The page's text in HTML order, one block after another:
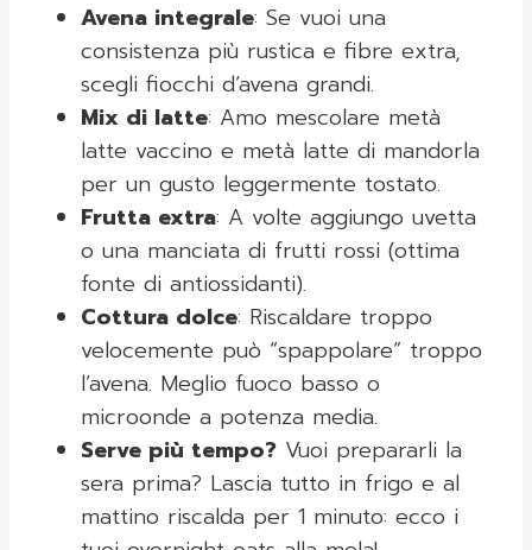
Avena integrale: Se vuoi una
consistenza più rustica e fibre extra,
scegli fiocchi d’avena grandi.
Mix di latte: Amo mescolare metà
latte vaccino e metà latte di mandorla
per un gusto leggermente tostato.
Frutta extra: A volte aggiungo uvetta
o una manciata di frutti rossi (ottima
fonte di antiossidanti).
Cottura dolce: Riscaldare troppo
velocemente può “spappolare” troppo
l’avena. Meglio fuoco basso o
microonde a potenza media.
Serve più tempo? Vuoi prepararli la
sera prima? Lascia tutto in frigo e al
mattino riscalda per 1 minuto: ecco i